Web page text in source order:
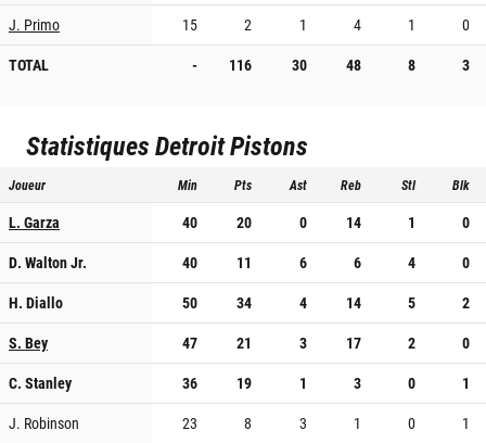
J. Primo
15 2 1 4 1
0
TOTAL
- 116 30 48 8 3
StatistiquesDetroit Pistons
Joueur Min Pts Ast Reb Stl Blk
L. Garza 40 20 0 14 1
0
D. Walton Jr.
40 11 6 6 4
0
H. Diallo
50 34 4 14 5
2
S. Bey
47 21 3 17 2
0
C. Stanley
36 19 1 3 0
1
J. Robinson
23 8 3 1 0
1